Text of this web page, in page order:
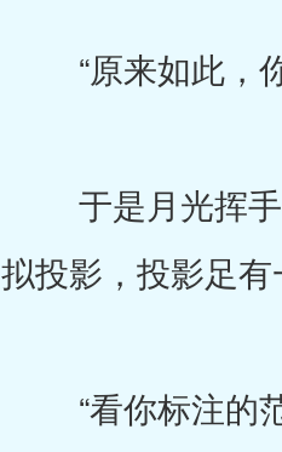
“原来如此，你
于是月光挥手
拟投影，投影足有
“看你标注的范